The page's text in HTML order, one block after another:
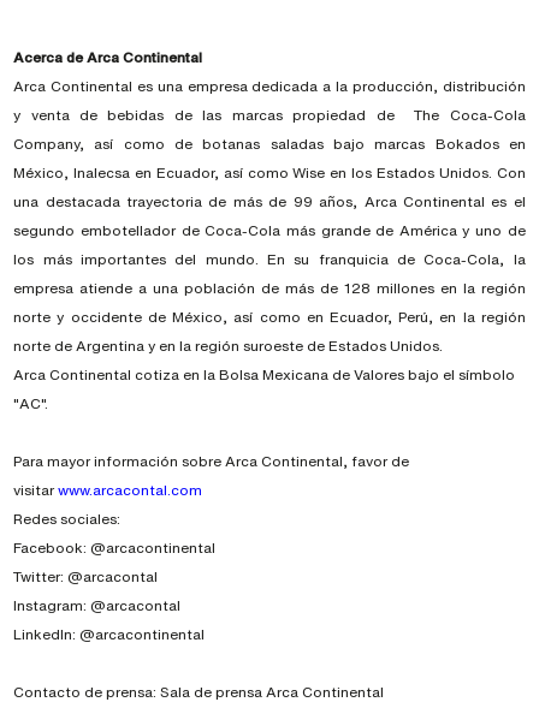
Acerca de Arca Continental
Arca Continental es una empresa dedicada a la producción, distribución
y venta de bebidas de las marcas propiedad de The Coca-Cola
Company, así como de botanas saladas bajo marcas Bokados en
México, Inalecsa en Ecuador, así como Wise en los Estados Unidos. Con
una destacada trayectoria de más de 99 años, Arca Continental es el
segundo embotellador de Coca-Cola más grande de América y uno de
los más importantes del mundo. En su franquicia de Coca-Cola, la
empresa atiende a una población de más de 128 millones en la región
norte y occidente de México, así como en Ecuador, Perú, en la región
norte de Argentina y en la región suroeste de Estados Unidos.
Arca Continental cotiza en la Bolsa Mexicana de Valores bajo el símbolo
"AC".
Para mayor información sobre Arca Continental, favor de
visitarwww.arcacontal.com
Redes sociales:
Facebook: @arcacontinental
Twitter: @arcacontal
Instagram: @arcacontal
LinkedIn: @arcacontinental
Contacto de prensa: Sala de prensa Arca Continental